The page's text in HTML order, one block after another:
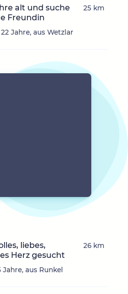
alt und suche
Freundin
Jahre, aus Wetzlar
25 km
liebes,
Herz gesucht
Jahre, aus Runkel
26 km